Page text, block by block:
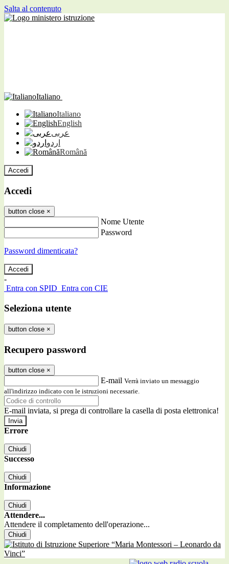
Salta al contenuto
Italiano
Italiano
English
عربى
اردو
Română
Accedi
Accedi
button close ×
Nome Utente
Password
Password dimenticata?
-
Entra con SPID Entra con CIE
Seleziona utente
button close ×
Recupero password
button close ×
E-mail Verrà inviato un messaggio
all'indirizzo indicato con le istruzioni necessarie.
E-mail inviata, si prega di controllare la casella di posta elettronica!
Errore
Chiudi
Successo
Chiudi
Informazione
Chiudi
Attendere...
Attendere il completamento dell'operazione...
Chiudi